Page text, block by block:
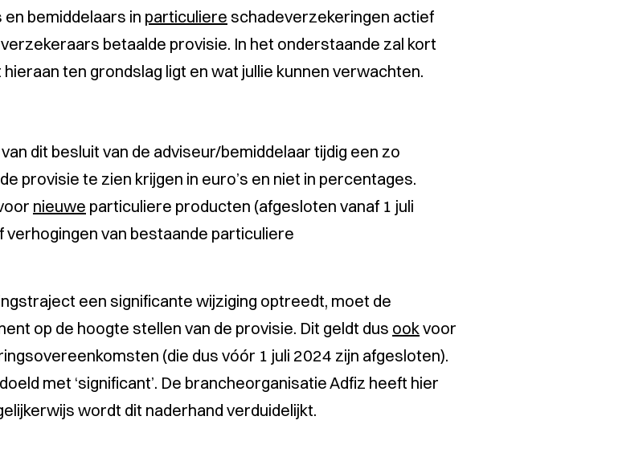
bemiddelaars in particuliere schadeverzekeringen actief
betaalde provisie. In het onderstaande zal kort
ten grondslag ligt en wat jullie kunnen verwachten.
dit besluit van de adviseur/bemiddelaar tijdig een zo
provisie te zien krijgen in euro’s en niet in percentages.
nieuwe particuliere producten (afgesloten vanaf 1 juli
van bestaande particuliere
een significante wijziging optreedt, moet de
op de hoogte stellen van de provisie. Dit geldt dus ookvoor
(die dus vóór 1 juli 2024 zijn afgesloten).
met ‘significant’. De brancheorganisatie Adfiz heeft hier
wordt dit naderhand verduidelijkt.